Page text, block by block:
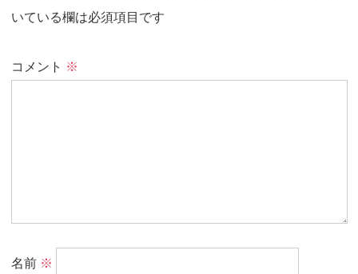
いている欄は必須項目です
コメント ※
名前 ※